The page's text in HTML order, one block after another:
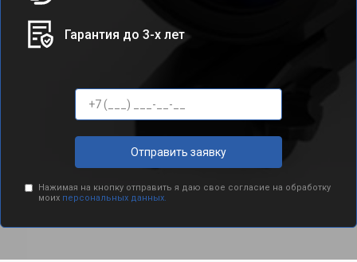
Гарантия до 3-х лет
Отправить заявку
Нажимая на кнопку отправить я даю свое согласие на обработку
моих персональных данных.